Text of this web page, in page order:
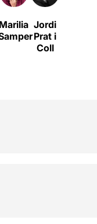
Jordi
Prat i
Coll